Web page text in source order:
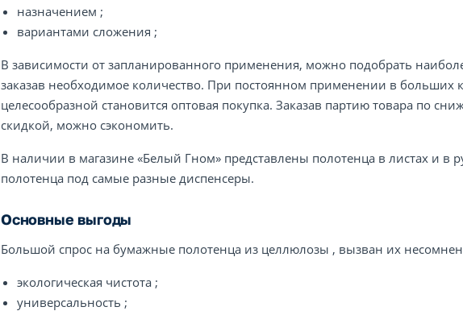
назначением ;
вариантами сложения ;
В зависимости от запланированного применения, можно подобрать
заказав необходимое количество. При постоянном применении в больших
целесообразной становится оптовая покупка. Заказав партию товара по
скидкой, можно сэкономить.
В наличии в магазине «Белый Гном» представлены полотенца в листах и в
полотенца под самые разные диспенсеры.
Основные выгоды
Большой спрос на бумажные полотенца из целлюлозы , вызван их
экологическая чистота ;
универсальность ;